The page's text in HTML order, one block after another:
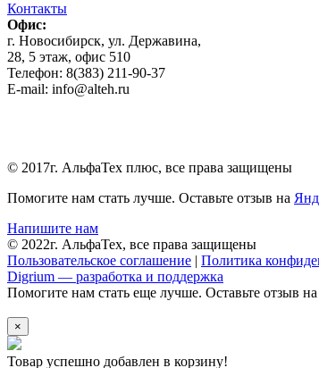
Контакты
Офис:
г. Новосибирск, ул. Державина,
28, 5 этаж, офис 510
Телефон: 8(383) 211-90-37
E-mail: info@alteh.ru
© 2017г. АльфаТех плюс, все права защищены
Помогите нам стать лучше. Оставьте отзыв на
Напишите нам
© 2022г. АльфаТех, все права защищены
Пользовательское соглашение | Политика
Digrium — разработка и поддержка
Помогите нам стать еще лучше. Оставьте отзыв на
×
Товар успешно добавлен в корзину!